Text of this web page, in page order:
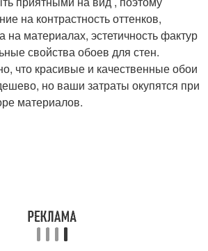
на контрастность оттенков,
на материалах, эстетичность фактур
свойства обоев для стен.
что красивые и качественные обои
но ваши затраты окупятся при
материалов.